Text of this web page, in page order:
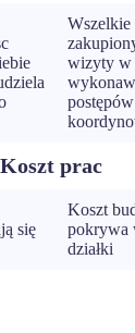
Wszelkie
wizyty w
Koszt prac
się
Koszt
pokrywa
działki